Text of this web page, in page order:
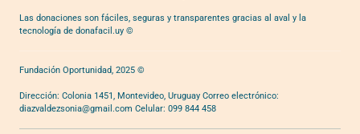
Las donaciones son fáciles, seguras y transparentes gracias al aval y la
tecnología de donafacil.uy ©
Fundación Oportunidad, 2025 ©
Dirección: Colonia 1451, Montevideo, Uruguay Correo electrónico:
diazvaldezsonia@gmail.com Celular: 099 844 458